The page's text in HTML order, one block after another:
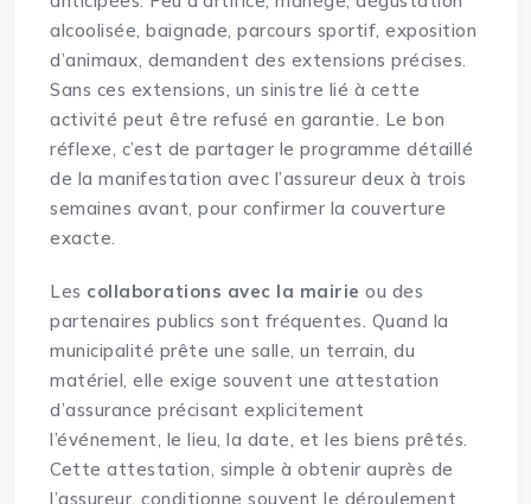
alcoolisée, baignade, parcours sportif, exposition
d’animaux, demandent des extensions précises.
Sans ces extensions, un sinistre lié à cette
activité peut être refusé en garantie. Le bon
réflexe, c’est de partager le programme détaillé
de la manifestation avec l’assureur deux à trois
semaines avant, pour confirmer la couverture
exacte.
Les collaborations avec la mairie ou des
partenaires publics sont fréquentes. Quand la
municipalité prête une salle, un terrain, du
matériel, elle exige souvent une attestation
d’assurance précisant explicitement
l’événement, le lieu, la date, et les biens prêtés.
Cette attestation, simple à obtenir auprès de
l’assureur, conditionne souvent le déroulement